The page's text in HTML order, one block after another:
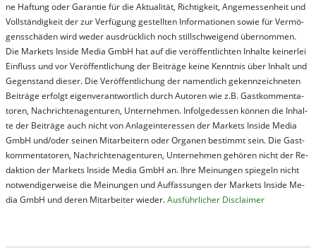
ne Haf­tung oder Ga­ran­tie für die Ak­tu­ali­tät, Rich­tig­keit, An­ge­mes­sen­heit und
Vol­lständ­ig­keit der zur Ver­fü­gung ge­stel­lt­en In­for­ma­tion­en so­wie für Ver­mö­
gens­schä­den wird we­der aus­drück­lich noch stil­lschwei­gend über­nom­men.
Die Mar­kets In­side Me­dia GmbH hat auf die ver­öf­fent­lich­ten In­hal­te kei­ner­lei
Ein­fluss und vor Ver­öf­fent­lich­ung der Bei­trä­ge kei­ne Ken­nt­nis über In­halt und
Ge­gen­stand die­ser. Die Ver­öf­fent­lich­ung der na­ment­lich ge­kenn­zeich­net­en
Bei­trä­ge er­folgt ei­gen­ver­ant­wort­lich durch Au­tor­en wie z.B. Gast­kom­men­ta­
tor­en, Nach­richt­en­ag­en­tur­en, Un­ter­neh­men. In­fol­ge­des­sen kön­nen die In­hal­
te der Bei­trä­ge auch nicht von An­la­ge­in­te­res­sen der Mar­kets In­side Me­dia
GmbH und/oder sei­nen Mit­ar­bei­tern oder Or­ga­nen be­stim­mt sein. Die Gast­
kom­men­ta­tor­en, Nach­rich­ten­ag­en­tur­en, Un­ter­neh­men ge­hör­en nicht der Re­
dak­tion der Mar­kets In­side Me­dia GmbH an. Ihre Mei­nung­en spie­geln nicht
not­wen­di­ger­wei­se die Mei­nung­en und Auf­fas­sung­en der Mar­kets In­side Me­
dia GmbH und de­ren Mit­ar­bei­ter wie­der.Aus­führ­lich­er Dis­clai­mer